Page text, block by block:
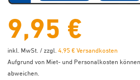
9,95 €
inkl. MwSt. / zzgl. 4,95 € Versandkosten
Aufgrund von Miet- und Personalkosten
abweichen.